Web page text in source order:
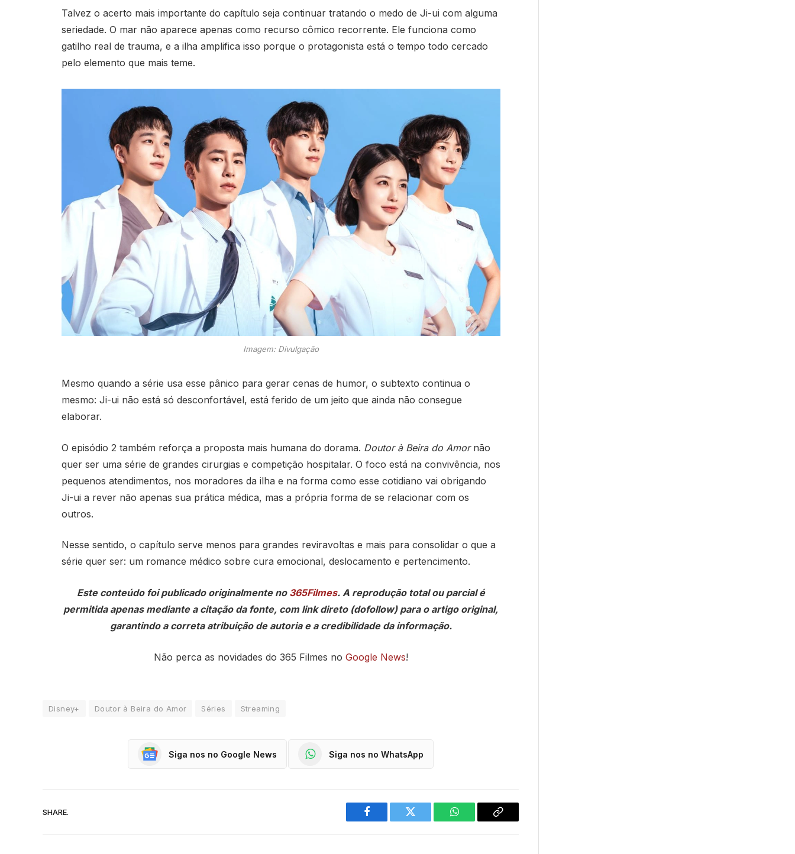
Talvez o acerto mais importante do capítulo seja continuar tratando o medo de Ji-ui com alguma
seriedade. O mar não aparece apenas como recurso cômico recorrente. Ele funciona como
gatilho real de trauma, e a ilha amplifica isso porque o protagonista está o tempo todo cercado
pelo elemento que mais teme.
Imagem: Divulgação
Mesmo quando a série usa esse pânico para gerar cenas de humor, o subtexto continua o
mesmo: Ji-ui não está só desconfortável, está ferido de um jeito que ainda não consegue
elaborar.
O episódio 2 também reforça a proposta mais humana do dorama. Doutor à Beira do Amornão
quer ser uma série de grandes cirurgias e competição hospitalar. O foco está na convivência, nos
pequenos atendimentos, nos moradores da ilha e na forma como esse cotidiano vai obrigando
Ji-ui a rever não apenas sua prática médica, mas a própria forma de se relacionar com os
outros.
Nesse sentido, o capítulo serve menos para grandes reviravoltas e mais para consolidar o que a
série quer ser: um romance médico sobre cura emocional, deslocamento e pertencimento.
Este conteúdo foi publicado originalmente no 365Filmes. A reprodução total ou parcial é
permitida apenas mediante a citação da fonte, com link direto (dofollow) para o artigo original,
garantindo a correta atribuição de autoria e a credibilidade da informação.
Não perca as novidades do 365 Filmes no Google News!
Disney+ Doutor à Beira do Amor Séries Streaming
Siga nos no Google News Siga nos no WhatsApp
SHARE.
Facebook Twitter WhatsAppCopy